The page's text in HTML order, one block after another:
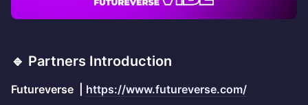
🔹 Partners Introduction
Futureverse | https://www.futureverse.com/